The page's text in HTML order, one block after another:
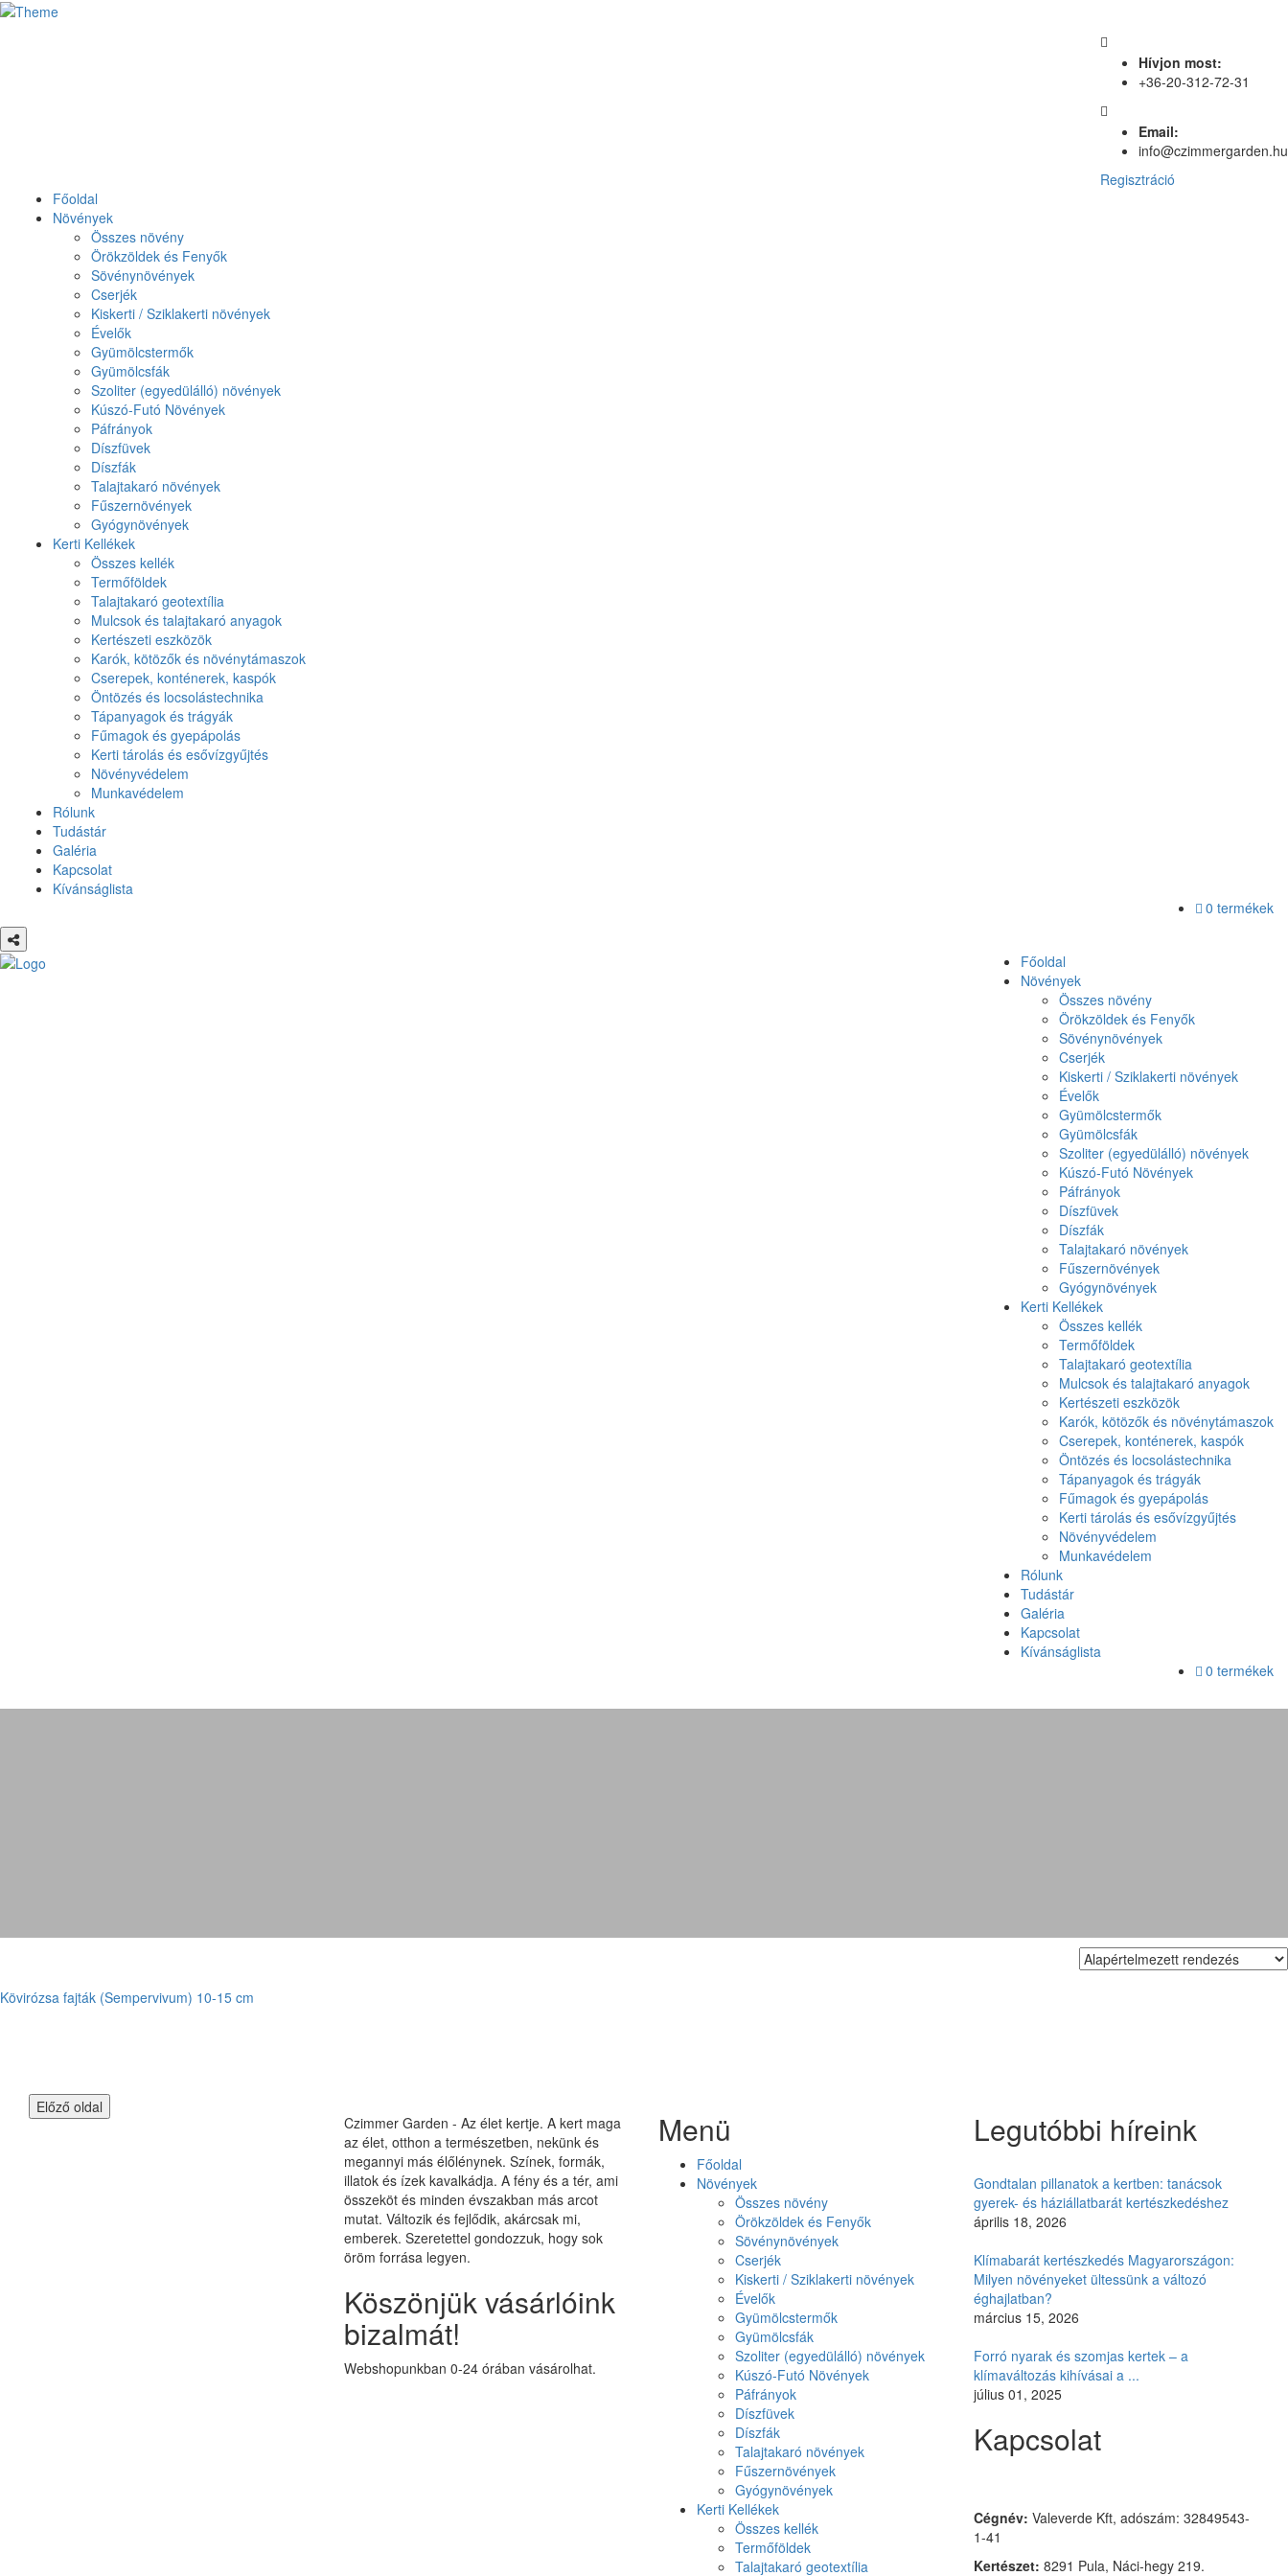
Hívjon most:
+36-20-312-72-31
Email:
info@czimmergarden.hu
Regisztráció
Főoldal
Növények
Összes növény
Örökzöldek és Fenyők
Sövénynövények
Cserjék
Kiskerti / Sziklakerti növények
Évelők
Gyümölcstermők
Gyümölcsfák
Szoliter (egyedülálló) növények
Kúszó-Futó Növények
Páfrányok
Díszfüvek
Díszfák
Talajtakaró növények
Fűszernövények
Gyógynövények
Kerti Kellékek
Összes kellék
Termőföldek
Talajtakaró geotextília
Mulcsok és talajtakaró anyagok
Kertészeti eszközök
Karók, kötözők és növénytámaszok
Cserepek, konténerek, kaspók
Öntözés és locsolástechnika
Tápanyagok és trágyák
Fűmagok és gyepápolás
Kerti tárolás és esővízgyűjtés
Növényvédelem
Munkavédelem
Rólunk
Tudástár
Galéria
Kapcsolat
Kívánságlista
0 termékek
Főoldal
Növények
Összes növény
Örökzöldek és Fenyők
Sövénynövények
Cserjék
Kiskerti / Sziklakerti növények
Évelők
Gyümölcstermők
Gyümölcsfák
Szoliter (egyedülálló) növények
Kúszó-Futó Növények
Páfrányok
Díszfüvek
Díszfák
Talajtakaró növények
Fűszernövények
Gyógynövények
Kerti Kellékek
Összes kellék
Termőföldek
Talajtakaró geotextília
Mulcsok és talajtakaró anyagok
Kertészeti eszközök
Karók, kötözők és növénytámaszok
Cserepek, konténerek, kaspók
Öntözés és locsolástechnika
Tápanyagok és trágyák
Fűmagok és gyepápolás
Kerti tárolás és esővízgyűjtés
Növényvédelem
Munkavédelem
Rólunk
Tudástár
Galéria
Kapcsolat
Kívánságlista
0 termékek
Kövirózsa fajták (Sempervivum) 10-15 cm
Czimmer Garden - Az élet kertje. A kert maga
az élet, otthon a természetben, nekünk és
megannyi más élőlénynek. Színek, formák,
illatok és ízek kavalkádja. A fény és a tér, ami
összeköt és minden évszakban más arcot
mutat. Változik és fejlődik, akárcsak mi,
emberek. Szeretettel gondozzuk, hogy sok
öröm forrása legyen.
Köszönjük vásárlóink
bizalmát!
Webshopunkban 0-24 órában vásárolhat.
Menü
Főoldal
Növények
Összes növény
Örökzöldek és Fenyők
Sövénynövények
Cserjék
Kiskerti / Sziklakerti növények
Évelők
Gyümölcstermők
Gyümölcsfák
Szoliter (egyedülálló) növények
Kúszó-Futó Növények
Páfrányok
Díszfüvek
Díszfák
Talajtakaró növények
Fűszernövények
Gyógynövények
Kerti Kellékek
Összes kellék
Termőföldek
Talajtakaró geotextília
Legutóbbi híreink
Gondtalan pillanatok a kertben: tanácsok
gyerek- és háziállatbarát kertészkedéshez
április 18, 2026
Klímabarát kertészkedés Magyarországon:
Milyen növényeket ültessünk a változó
éghajlatban?
március 15, 2026
Forró nyarak és szomjas kertek – a
klímaváltozás kihívásai a ...
július 01, 2025
Kapcsolat
Cégnév: Valeverde Kft, adószám: 32849543-
1-41
Kertészet: 8291 Pula, Náci-hegy 219.